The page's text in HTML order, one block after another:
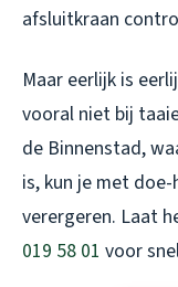
afsluitkraan
Maar eerlijk is
vooral niet bij
de Binnenstad,
is, kun je met
verergeren. Laat
019 58 01 voor